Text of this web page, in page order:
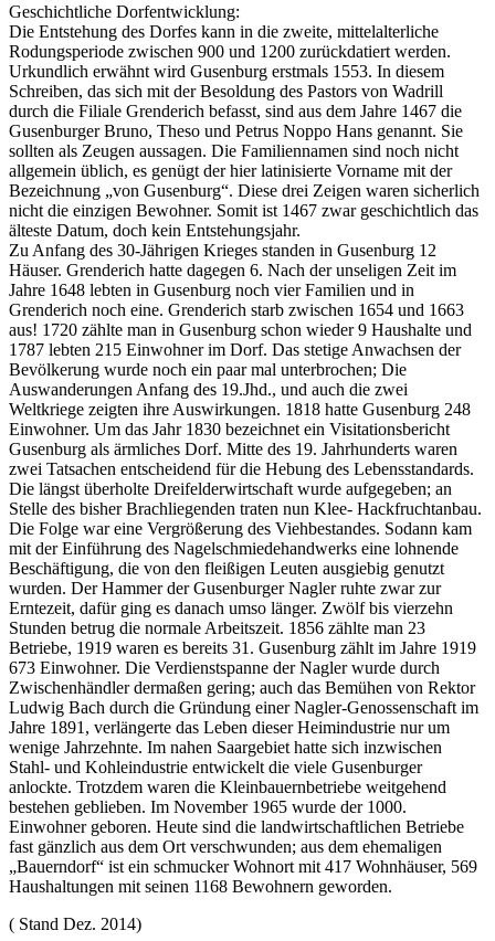
Geschichtliche Dorfentwicklung:
Die Entstehung des Dorfes kann in die zweite, mittelalterliche
Rodungsperiode zwischen 900 und 1200 zurückdatiert werden.
Urkundlich erwähnt wird Gusenburg erstmals 1553. In diesem
Schreiben, das sich mit der Besoldung des Pastors von Wadrill
durch die Filiale Grenderich befasst, sind aus dem Jahre 1467 die
Gusenburger Bruno, Theso und Petrus Noppo Hans genannt. Sie
sollten als Zeugen aussagen. Die Familiennamen sind noch nicht
allgemein üblich, es genügt der hier latinisierte Vorname mit der
Bezeichnung „von Gusenburg“. Diese drei Zeigen waren sicherlich
nicht die einzigen Bewohner. Somit ist 1467 zwar geschichtlich das
älteste Datum, doch kein Entstehungsjahr.
Zu Anfang des 30-Jährigen Krieges standen in Gusenburg 12
Häuser. Grenderich hatte dagegen 6. Nach der unseligen Zeit im
Jahre 1648 lebten in Gusenburg noch vier Familien und in
Grenderich noch eine. Grenderich starb zwischen 1654 und 1663
aus! 1720 zählte man in Gusenburg schon wieder 9 Haushalte und
1787 lebten 215 Einwohner im Dorf. Das stetige Anwachsen der
Bevölkerung wurde noch ein paar mal unterbrochen; Die
Auswanderungen Anfang des 19.Jhd., und auch die zwei
Weltkriege zeigten ihre Auswirkungen. 1818 hatte Gusenburg 248
Einwohner. Um das Jahr 1830 bezeichnet ein Visitationsbericht
Gusenburg als ärmliches Dorf. Mitte des 19. Jahrhunderts waren
zwei Tatsachen entscheidend für die Hebung des Lebensstandards.
Die längst überholte Dreifelderwirtschaft wurde aufgegeben; an
Stelle des bisher Brachliegenden traten nun Klee- Hackfruchtanbau.
Die Folge war eine Vergrößerung des Viehbestandes. Sodann kam
mit der Einführung des Nagelschmiedehandwerks eine lohnende
Beschäftigung, die von den fleißigen Leuten ausgiebig genutzt
wurden. Der Hammer der Gusenburger Nagler ruhte zwar zur
Erntezeit, dafür ging es danach umso länger. Zwölf bis vierzehn
Stunden betrug die normale Arbeitszeit. 1856 zählte man 23
Betriebe, 1919 waren es bereits 31. Gusenburg zählt im Jahre 1919
673 Einwohner. Die Verdienstspanne der Nagler wurde durch
Zwischenhändler dermaßen gering; auch das Bemühen von Rektor
Ludwig Bach durch die Gründung einer Nagler-Genossenschaft im
Jahre 1891, verlängerte das Leben dieser Heimindustrie nur um
wenige Jahrzehnte. Im nahen Saargebiet hatte sich inzwischen
Stahl- und Kohleindustrie entwickelt die viele Gusenburger
anlockte. Trotzdem waren die Kleinbauernbetriebe weitgehend
bestehen geblieben. Im November 1965 wurde der 1000.
Einwohner geboren. Heute sind die landwirtschaftlichen Betriebe
fast gänzlich aus dem Ort verschwunden; aus dem ehemaligen
„Bauerndorf“ ist ein schmucker Wohnort mit 417 Wohnhäuser, 569
Haushaltungen mit seinen 1168 Bewohnern geworden.
( Stand Dez. 2014)